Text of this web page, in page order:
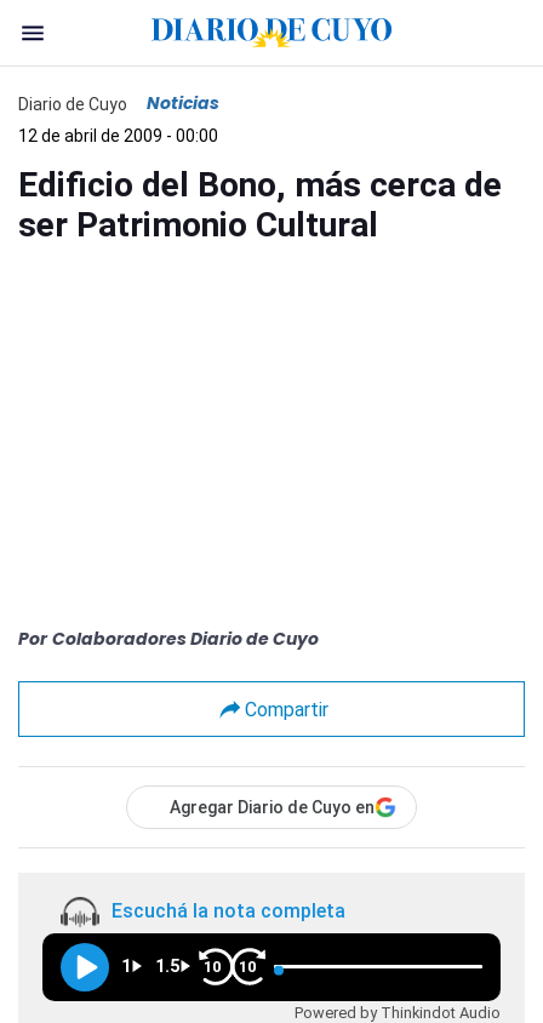
Diario de Cuyo Noticias
12 de abril de 2009 - 00:00
Edificio del Bono, más cerca de
ser Patrimonio Cultural
Por Colaboradores Diario de Cuyo
Compartir
Agregar Diario de Cuyo en
Escuchá la nota completa
1 1.5 10 10
Powered by Thinkindot Audio